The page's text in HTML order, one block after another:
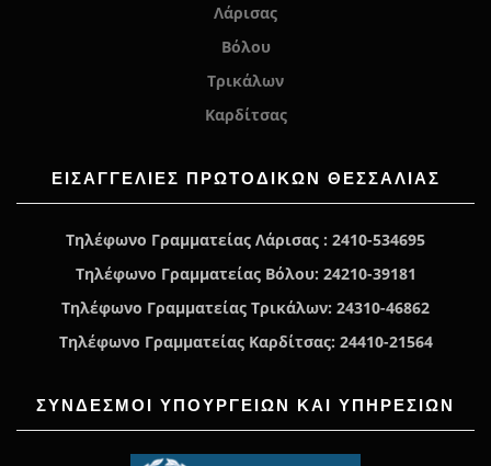
Λάρισας
Βόλου
Τρικάλων
Καρδίτσας
ΕΙΣΑΓΓΕΛΊΕΣ ΠΡΩΤΟΔΙΚΏΝ ΘΕΣΣΑΛΙΑΣ
Τηλέφωνο Γραμματείας Λάρισας : 2410-534695
Τηλέφωνο Γραμματείας Βόλου: 24210-39181
Τηλέφωνο Γραμματείας Τρικάλων: 24310-46862
Τηλέφωνο Γραμματείας Καρδίτσας: 24410-21564
ΣΥΝΔΕΣΜΟΙ ΥΠΟΥΡΓΕΙΩΝ ΚΑΙ ΥΠΗΡΕΣΙΩΝ